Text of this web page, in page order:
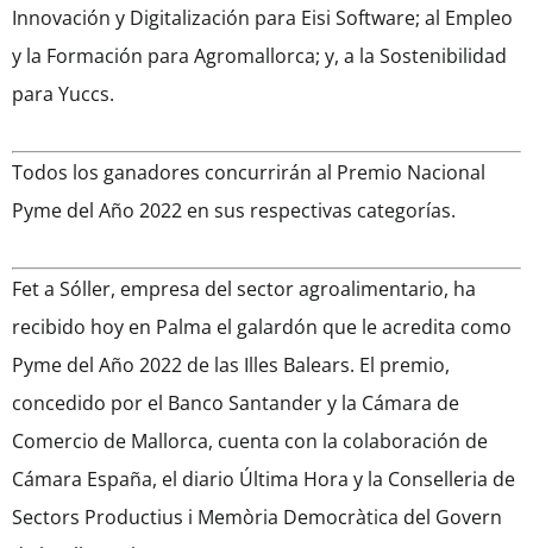
Innovación y Digitalización para Eisi Software; al Empleo
y la Formación para Agromallorca; y, a la Sostenibilidad
para Yuccs.
Todos los ganadores concurrirán al Premio Nacional
Pyme del Año 2022 en sus respectivas categorías.
Fet a Sóller, empresa del sector agroalimentario, ha
recibido hoy en Palma el galardón que le acredita como
Pyme del Año 2022 de las Illes Balears. El premio,
concedido por el Banco Santander y la Cámara de
Comercio de Mallorca, cuenta con la colaboración de
Cámara España, el diario Última Hora y la Conselleria de
Sectors Productius i Memòria Democràtica del Govern